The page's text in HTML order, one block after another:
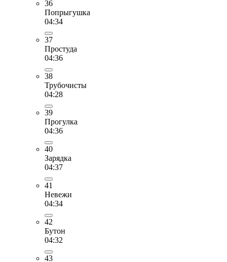
36
Попрыгушка
04:34
37
Простуда
04:36
38
Трубочисты
04:28
39
Прогулка
04:36
40
Зарядка
04:37
41
Невежи
04:34
42
Бутон
04:32
43